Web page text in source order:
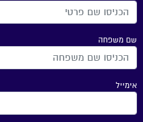
שם משפחה
אימייל